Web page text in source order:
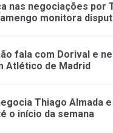
nas negociações por
monitora
fala com Dorival e
Atlético de Madrid
Thiago Almada
o início da semana